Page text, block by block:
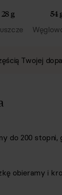
28 g 54
Twojej
do 200 stopni,
obieramy i